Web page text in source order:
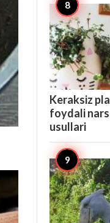
Keraksiz
foydali
usullari